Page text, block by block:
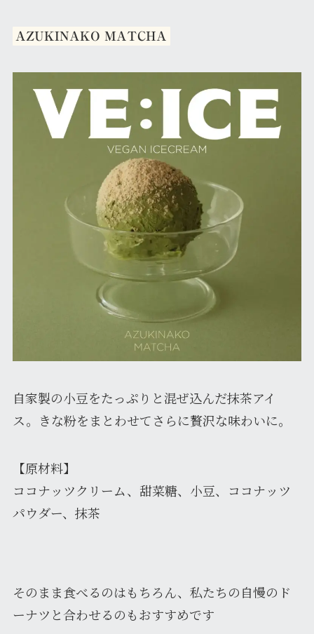
AZUKINAKO MATCHA
自家製の小豆をたっぷりと混ぜ込んだ抹茶アイ
ス。きな粉をまとわせてさらに贅沢な味わいに。
【原材料】
ココナッツクリーム、甜菜糖、小豆、ココナッツ
パウダー、抹茶
そのまま食べるのはもちろん、私たちの自慢のド
ーナツと合わせるのもおすすめです